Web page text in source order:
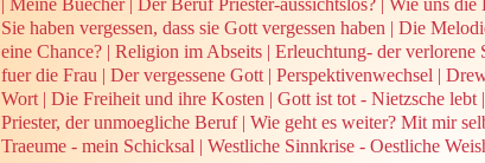
Sie haben vergessen, dass sie Gott vergessen haben | Die
eine Chance? | Religion im Abseits | Erleuchtung- der verlorene
fuer die Frau | Der vergessene Gott | Perspektivenwechsel |
Wort | Die Freiheit und ihre Kosten | Gott ist tot - Nietzsche lebt |
Priester, der unmoegliche Beruf | Wie geht es weiter? Mit mir
Traeume - mein Schicksal | Westliche Sinnkrise - Oestliche